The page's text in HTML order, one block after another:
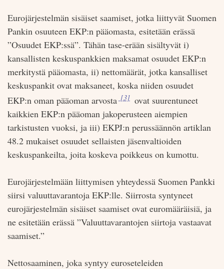
Eurojärjestelmän sisäiset saamiset, jotka liittyvät Suomen
Pankin osuuteen EKP:n pääomasta, esitetään erässä
”Osuudet EKP:ssä”. Tähän tase-erään sisältyvät i)
kansallisten keskuspankkien maksamat osuudet EKP:n
merkitystä pääomasta, ii) nettomäärät, jotka kansalliset
keskuspankit ovat maksaneet, koska niiden osuudet
EKP:n oman pääoman arvosta Viite:
[3] ovat suurentuneet
kaikkien EKP:n pääoman jakoperusteen aiempien
tarkistusten vuoksi, ja iii) EKPJ:n perussäännön artiklan
48.2 mukaiset osuudet sellaisten jäsenvaltioiden
keskuspankeilta, joita koskeva poikkeus on kumottu.
Eurojärjestelmään liittymisen yhteydessä Suomen Pankki
siirsi valuuttavarantoja EKP:lle. Siirrosta syntyneet
eurojärjestelmän sisäiset saamiset ovat euromääräisiä, ja
ne esitetään erässä ”Valuuttavarantojen siirtoja vastaavat
saamiset.”
Nettosaaminen, joka syntyy euroseteleiden